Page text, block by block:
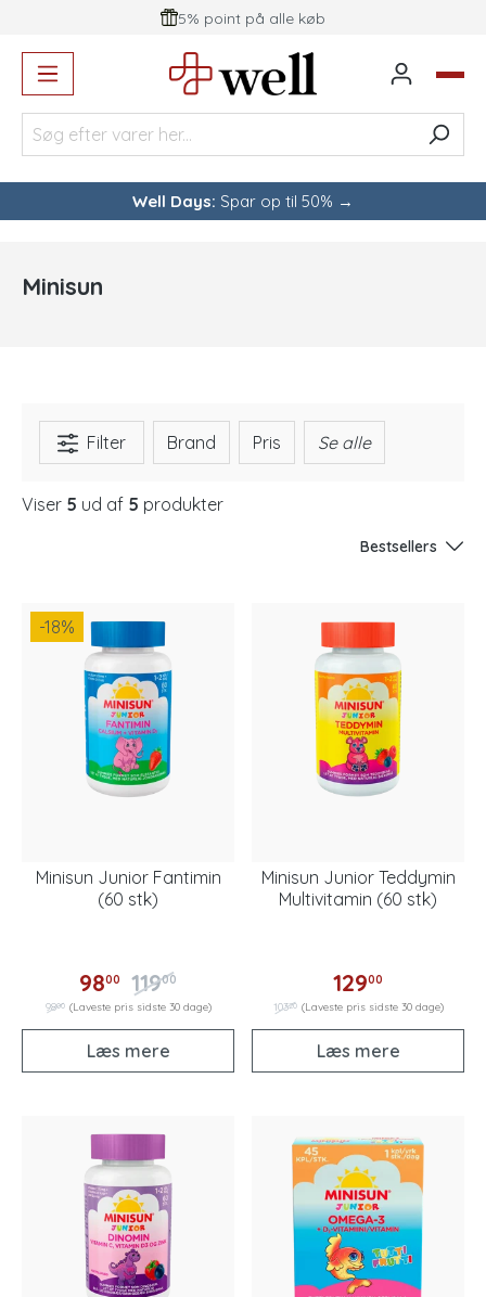
5% point på alle køb
Well Days: Spar op til 50% →
Minisun
Filter Brand Pris Se alle
Viser 5 ud af 5 produkter
Bestsellers
-18%
Minisun Junior Fantimin
(60 stk)
9800 11900
9800 (Laveste pris sidste 30 dage)
Læs mere
Minisun Junior Teddymin
Multivitamin (60 stk)
12900
10320 (Laveste pris sidste 30 dage)
Læs mere